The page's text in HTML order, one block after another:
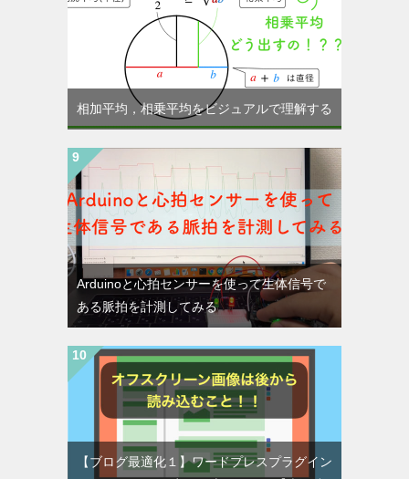
相加平均，相乗平均をビジュアルで理解する
Arduinoと心拍センサーを使って生体信号で
ある脈拍を計測してみる
【ブログ最適化１】ワードプレスプラグイン